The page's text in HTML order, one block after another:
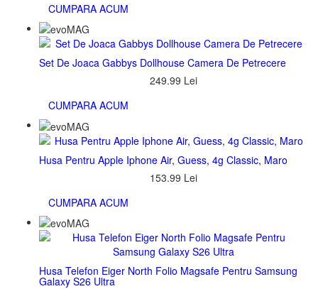
CUMPARA ACUM
Set De Joaca Gabbys Dollhouse Camera De Petrecere
249.99 Lei
CUMPARA ACUM
Husa Pentru Apple Iphone Air, Guess, 4g Classic, Maro
153.99 Lei
CUMPARA ACUM
Husa Telefon Eiger North Folio Magsafe Pentru Samsung
Galaxy S26 Ultra